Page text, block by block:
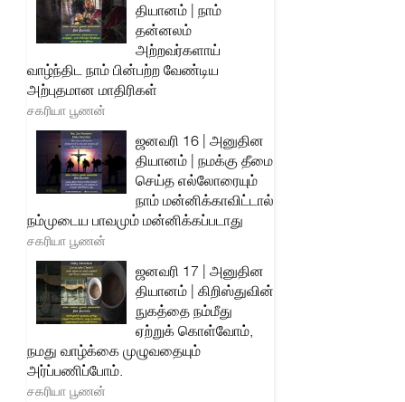
தியானம் | நாம்
தன்னலம்
அற்றவர்களாய்
வாழ்ந்திட நாம் பின்பற்ற வேண்டிய
அற்புதமான மாதிரிகள்
சகரியா பூணன்
ஜனவரி 16 | அனுதின
தியானம் | நமக்கு தீமை
செய்த எல்லோரையும்
நாம் மன்னிக்காவிட்டால்
நம்முடைய பாவமும் மன்னிக்கப்படாது
சகரியா பூணன்
ஜனவரி 17 | அனுதின
தியானம் | கிறிஸ்துவின்
நுகத்தை நம்மீது
ஏற்றுக் கொள்வோம்,
நமது வாழ்க்கை முழுவதையும்
அர்ப்பணிப்போம்.
சகரியா பூணன்